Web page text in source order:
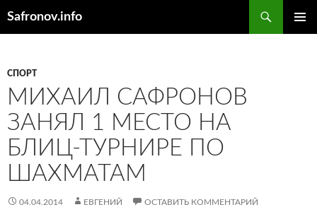
Safronov.info
СПОРТ
МИХАИЛ САФРОНОВ
ЗАНЯЛ 1 МЕСТО НА
БЛИЦ-ТУРНИРЕ ПО
ШАХМАТАМ
04.04.2014 ЕВГЕНИЙ ОСТАВИТЬ КОММЕНТАРИЙ